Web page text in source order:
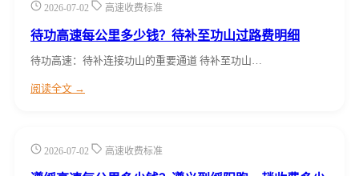
2026-07-02 高速收费标准
待功高速每公里多少钱？待补至功山过路费明细
待功高速：待补连接功山的重要通道 待补至功山…
阅读全文 →
2026-07-02 高速收费标准